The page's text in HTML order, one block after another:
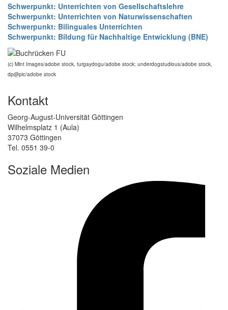
Schwerpunkt: Unterrichten von Gesellschaftslehre
Schwerpunkt: Unterrichten von Naturwissenschaften
Schwerpunkt: Bilinguales Unterrichten
Schwerpunkt: Bildung für Nachhaltige Entwicklung (BNE)
(c) Mint Images/adobe stock, turgaydogu/adobe stock; underdogstudious/adobe stock,
dp@pic/adobe stock
Kontakt
Georg-August-Universität Göttingen
Wilhelmsplatz 1 (Aula)
37073 Göttingen
Tel. 0551 39-0
Soziale Medien